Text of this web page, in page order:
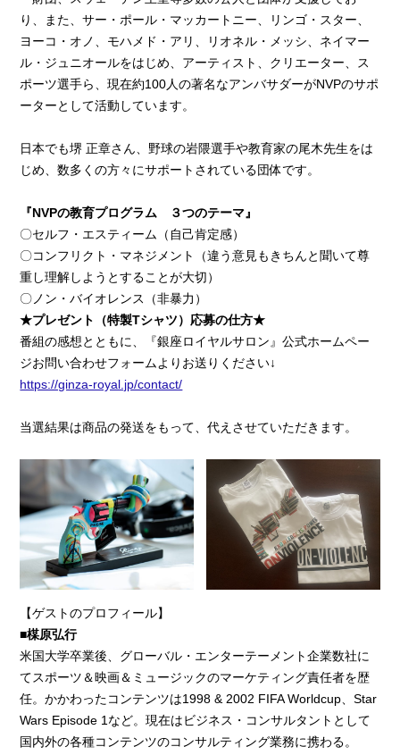
り、また、サー・ポール・マッカートニー、リンゴ・スター、
ヨーコ・オノ、モハメド・アリ、リオネル・メッシ、ネイマー
ル・ジュニオールをはじめ、アーティスト、クリエーター、ス
ポーツ選手ら、現在約100人の著名なアンバサダーがNVPのサポ
ーターとして活動しています。
日本でも堺 正章さん、野球の岩隈選手や教育家の尾木先生をは
じめ、数多くの方々にサポートされている団体です。
『NVPの教育プログラム ３つのテーマ』
〇セルフ・エスティーム（自己肯定感）
〇コンフリクト・マネジメント（違う意見もきちんと聞いて尊
重し理解しようとすることが大切）
〇ノン・バイオレンス（非暴力）
★プレゼント（特製Tシャツ）応募の仕方★
番組の感想とともに、『銀座ロイヤルサロン』公式ホームペー
ジお問い合わせフォームよりお送りください↓
https://ginza-royal.jp/contact/
当選結果は商品の発送をもって、代えさせていただきます。
【ゲストのプロフィール】
■楳原弘行
米国大学卒業後、グローバル・エンターテーメント企業数社に
てスポーツ＆映画＆ミュージックのマーケティング責任者を歴
任。かかわったコンテンツは1998 & 2002 FIFA Worldcup、Star
Wars Episode 1など。現在はビジネス・コンサルタントとして
国内外の各種コンテンツのコンサルティング業務に携わる。